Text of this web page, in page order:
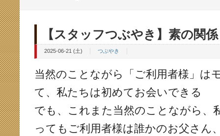
【スタッフつぶやき】素の関係
2025-06-21 (土) つぶやき
当然のことながら「ご利用者様」は
て、私たちは初めてお会いできる
でも、これまた当然のことながら、
ってもご利用者様は誰かのお父さん